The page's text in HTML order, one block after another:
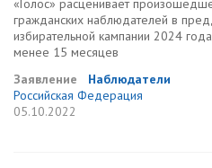
«Голос» расценивает
гражданских наблюдателей в
избирательной кампании 2024
менее 15 месяцев
Заявление
Наблюдатели
Российская Федерация
05.10.2022